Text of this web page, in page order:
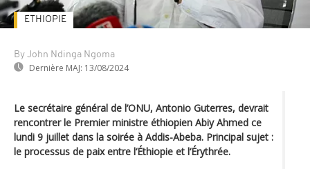
By John Ndinga Ngoma
Dernière MAJ: 13/08/2024
ETHIOPIE
Le secrétaire général de l’ONU, Antonio Guterres, devrait
rencontrer le Premier ministre éthiopien Abiy Ahmed ce
lundi 9 juillet dans la soirée à Addis-Abeba. Principal sujet :
le processus de paix entre l‘Éthiopie et l‘Érythrée.